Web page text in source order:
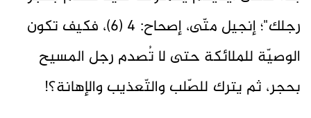
رجلك"؛ إنجيل متّى، إصحاح: 4 (6)، فكيف تكون
الوصيّة للملائكة حتى لا تُصدم رجل المسيح
بحجر، ثم يترك للصّلب والتّعذيب والإهانة؟!